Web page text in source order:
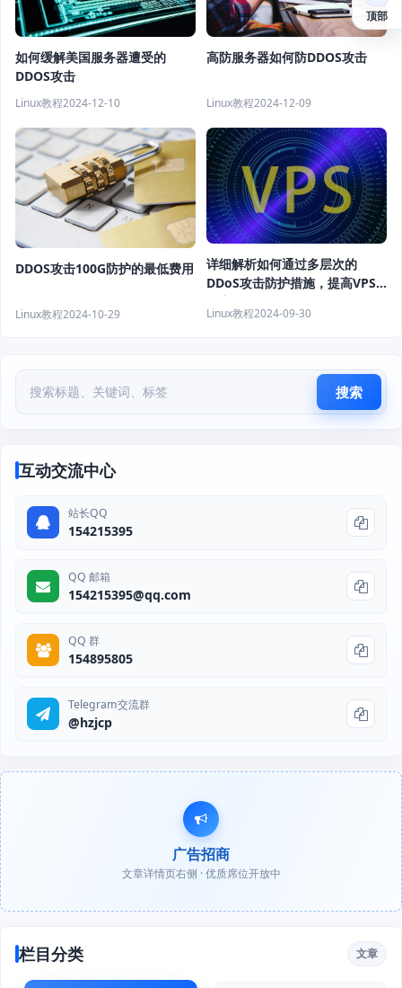
如何缓解美国服务器遭受的
DDOS攻击
Linux教程2024-12-10
高防服务器如何防DDOS攻击
Linux教程2024-12-09
DDOS攻击100G防护的最低费用
Linux教程2024-10-29
详细解析如何通过多层次的
DDoS攻击防护措施，提高VPS
的安全性
Linux教程2024-09-30
搜索
互动交流中心
站长QQ
154215395
QQ 邮箱
154215395@qq.com
QQ 群
154895805
Telegram交流群
@hzjcp
广告招商
文章详情页右侧 · 优质席位开放中
栏目分类 文章
顶部